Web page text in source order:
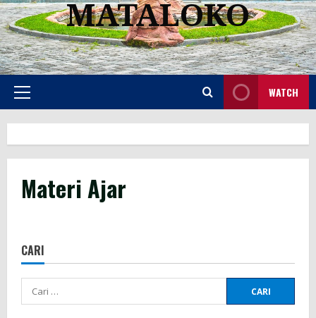
MATALOKO
Primary
WATCH
Materi Ajar
CARI
Cari
untuk: